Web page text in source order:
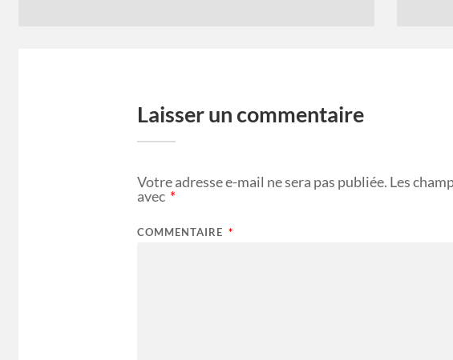
Laisser un commentaire
Votre adresse e-mail ne sera pas publiée. Les
avec *
COMMENTAIRE *